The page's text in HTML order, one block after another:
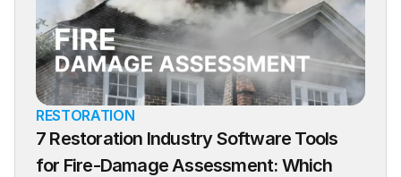
RESTORATION
7 Restoration Industry Software Tools
for Fire-Damage Assessment: Which